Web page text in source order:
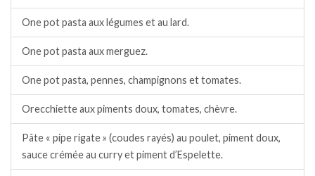
One pot pasta aux légumes et au lard.
One pot pasta aux merguez.
One pot pasta, pennes, champignons et tomates.
Orecchiette aux piments doux, tomates, chèvre.
Pâte « pipe rigate » (coudes rayés) au poulet, piment doux,
sauce crémée au curry et piment d’Espelette.